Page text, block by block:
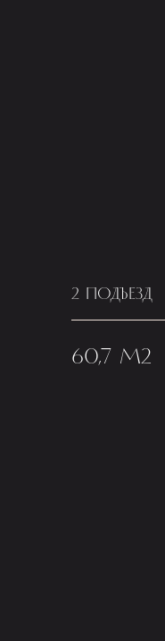
2 ПОДЪЕЗД
60,7 М2